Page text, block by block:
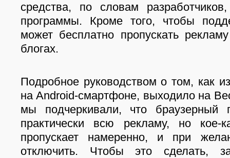
средства, по словам
программы. Кроме того, чтобы
может бесплатно пропускать
блогах.
Подробное руководством о том, как
на Android-смартфоне, выходило на
мы подчеркивали, что браузерный
практически всю рекламу, но кое-
пропускает намеренно, и при
отключить. Чтобы это сделать,